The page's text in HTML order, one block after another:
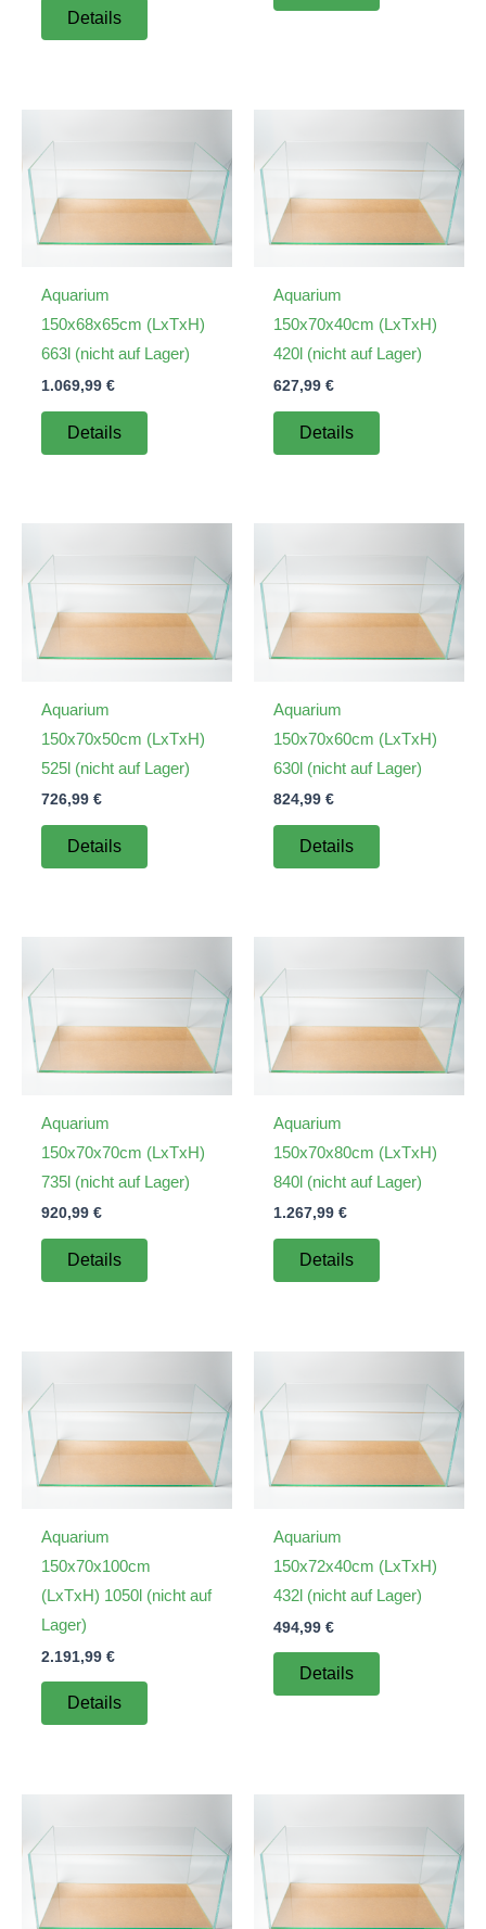
Details
Aquarium
150x68x65cm (LxTxH)
663l (nicht auf Lager)
1.069,99 €
Details
Aquarium
150x70x40cm (LxTxH)
420l (nicht auf Lager)
627,99 €
Details
Aquarium
150x70x50cm (LxTxH)
525l (nicht auf Lager)
726,99 €
Details
Aquarium
150x70x60cm (LxTxH)
630l (nicht auf Lager)
824,99 €
Details
Aquarium
150x70x70cm (LxTxH)
735l (nicht auf Lager)
920,99 €
Details
Aquarium
150x70x80cm (LxTxH)
840l (nicht auf Lager)
1.267,99 €
Details
Aquarium
150x70x100cm
(LxTxH) 1050l (nicht auf
Lager)
2.191,99 €
Details
Aquarium
150x72x40cm (LxTxH)
432l (nicht auf Lager)
494,99 €
Details